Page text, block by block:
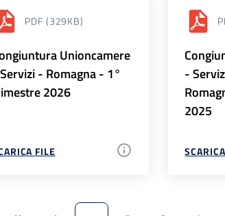
PDF (329KB)
Unioncamere
- Romagna - 1°
2026
FILE
-
2025